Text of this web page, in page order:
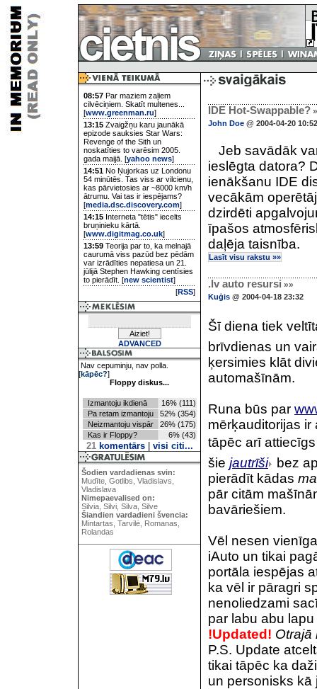
08:57 Par maziem zaļiem
cilvēciņiem. Skatīt multenes...
[www.greenman.ru]
13:15 Zvaigžņu karu jaunākā
epizode sauksies Star Wars:
Revenge of the Sith un
noskatīties to varēsim 2005.
gada maijā. [yahoo news]
14:51 No Ņujorkas uz Londonu
54 minūtēs. Tas viss ar vilcienu,
kas pārvietosies ar ~8000 km/h
ātrumu. Vai tas ir iespējams?
[media.dsc.discovery.com]
14:15 Interneta "tētis" iecelts
bruņinieku kārtā.
[www.digitmag.co.uk]
13:59 Teorija par to, ka melnajā
caurumā viss pazūd bez pēdām
var izrādīties nepatiesa un 21.
jūlijā Stephen Hawking centīsies
to pierādīt. [new scientist]
[RSS]
ADVANCED
Nav cepuminju, nav polla.
[kāpēc?]
Floppy diskus...
Izmantoju ikdienā
16% (111)
Pa retam izmantoju
52% (354)
Neizmantoju vispār
26% (175)
Kas ir Floppy?
6% (43)
21komentārs| visi citi...
Šodien vardadienas svin:
Mudīte, Gotlibs, Vladislavs,
Vladislava
Nimepaevalised on:
Silvia, Silvi, Silva, Silve
Šiandien vardadieni švencia:
Mintartas, Tarvilė, Romanas,
Rolandas
IDE Hot-Swappable?
John Doe @ 2004-04-20 10:52
Jeb savādāk
ieslēgta datora?
ienākšanu IDE
vecākām
dzirdēti
īpašos
daļēja taisnība.
Lasīt visu rakstu »»
.lv auto resursi »»
Kuģis @ 2004-04-18 23:32
Šī diena tiek
brīvdienas un
ķersimies klāt
automašīnām.
Runa būs par
mērķauditorijas
tāpēc arī attiecīgs
šie jautrīši
bez
pierādīt kādas
pār citām
bavāriešiem.
Vēl nesen
iAuto un tikai
portāla iespējas
ka vēl ir pāragri
nenoliedzami
par labu abu
!Updated! Otrajā
P.S. Update
tikai tāpēc ka
un personisks